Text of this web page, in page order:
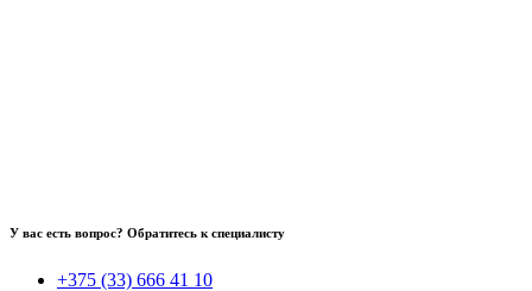
У вас есть вопрос? Обратитесь к специалисту
+375 (33) 666 41 10